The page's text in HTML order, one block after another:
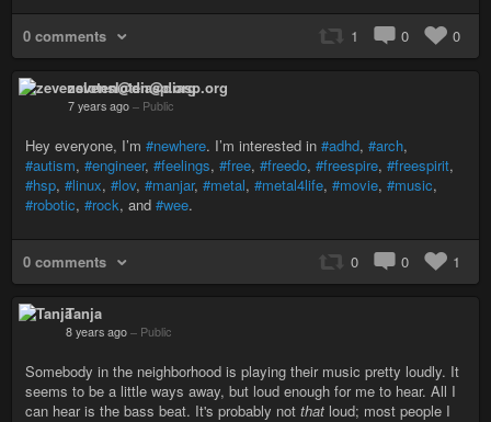
0 comments 1 0 0
zevensloten@diasp.org
7 years ago – Public
Hey everyone, I’m #newhere. I’m interested in #adhd, #arch,
#autism, #engineer, #feelings, #free, #freedo, #freespire, #freespirit,
#hsp, #linux, #lov, #manjar, #metal, #metal4life, #movie, #music,
#robotic, #rock, and #wee.
0 comments 0 0 1
Tanja
8 years ago – Public
Somebody in the neighborhood is playing their music pretty loudly. It
seems to be a little ways away, but loud enough for me to hear. All I
can hear is the bass beat. It's probably not that loud; most people I